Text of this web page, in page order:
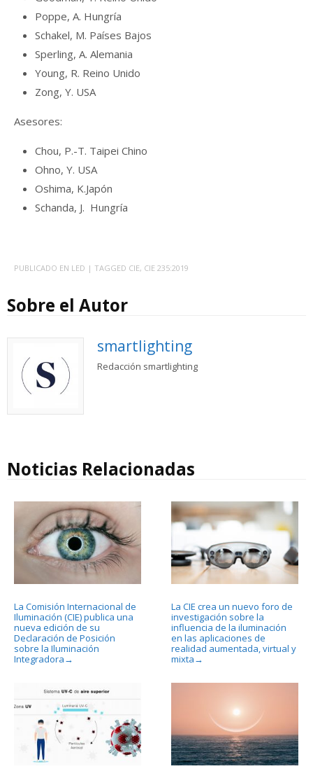
Poppe, A. Hungría
Schakel, M. Países Bajos
Sperling, A. Alemania
Young, R. Reino Unido
Zong, Y. USA
Asesores:
Chou, P.-T. Taipei Chino
Ohno, Y. USA
Oshima, K.Japón
Schanda, J. Hungría
PUBLICADO EN LED | TAGGED CIE, CIE 235:2019
Sobre el Autor
smartlighting
Redacción smartlighting
Noticias Relacionadas
La Comisión Internacional de
Iluminación (CIE) publica una
nueva edición de su
Declaración de Posición
sobre la Iluminación
Integradora →
La CIE crea un nuevo foro de
investigación sobre la
influencia de la iluminación
en las aplicaciones de
realidad aumentada, virtual y
mixta →